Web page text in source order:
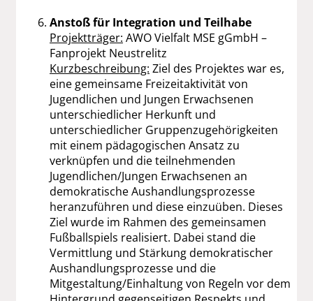
Anstoß für Integration und Teilhabe
Projektträger: AWO Vielfalt MSE gGmbH –
Fanprojekt Neustrelitz
Kurzbeschreibung: Ziel des Projektes war es,
eine gemeinsame Freizeitaktivität von
Jugendlichen und Jungen Erwachsenen
unterschiedlicher Herkunft und
unterschiedlicher Gruppenzugehörigkeiten
mit einem pädagogischen Ansatz zu
verknüpfen und die teilnehmenden
Jugendlichen/Jungen Erwachsenen an
demokratische Aushandlungsprozesse
heranzuführen und diese einzuüben. Dieses
Ziel wurde im Rahmen des gemeinsamen
Fußballspiels realisiert. Dabei stand die
Vermittlung und Stärkung demokratischer
Aushandlungsprozesse und die
Mitgestaltung/Einhaltung von Regeln vor dem